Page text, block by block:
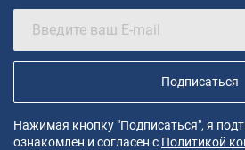
Подписаться
Нажимая кнопку "Подписаться", я
ознакомлен и согласен с Политикой